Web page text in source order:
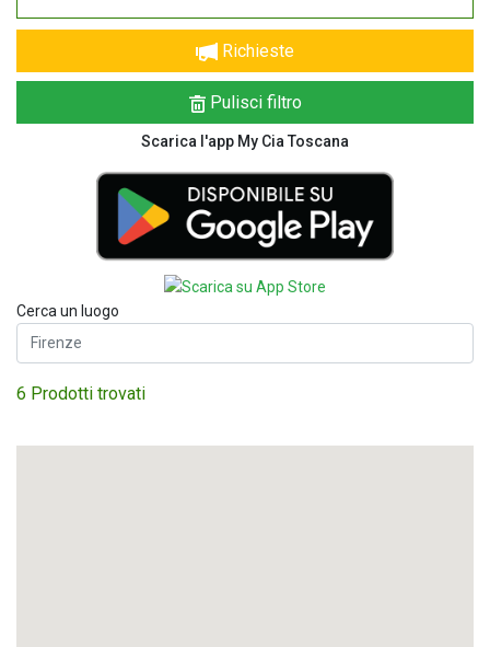
Richieste
Pulisci filtro
Scarica l'app My Cia Toscana
Cerca un luogo
6 Prodotti trovati